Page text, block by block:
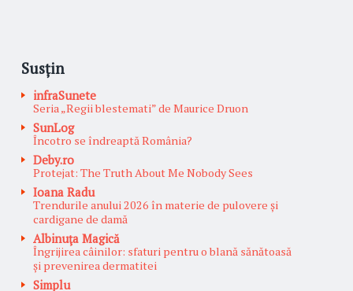
Susțin
infraSunete
Seria „Regii blestemati” de Maurice Druon
SunLog
Încotro se îndreaptă România?
Deby.ro
Protejat: The Truth About Me Nobody Sees
Ioana Radu
Trendurile anului 2026 în materie de pulovere și
cardigane de damă
Albinuţa Magică
Îngrijirea câinilor: sfaturi pentru o blană sănătoasă
și prevenirea dermatitei
Simplu